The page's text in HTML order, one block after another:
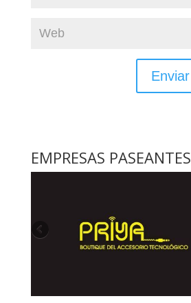
EMPRESAS PASEANTES